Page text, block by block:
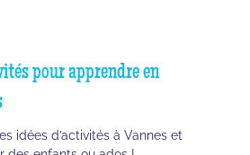
pour apprendre en
idées d’activités à Vannes et